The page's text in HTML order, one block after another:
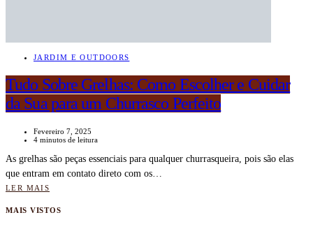
JARDIM E OUTDOORS
Tudo Sobre Grelhas: Como Escolher e Cuidar
da Sua para um Churrasco Perfeito
Fevereiro 7, 2025
4 minutos de leitura
As grelhas são peças essenciais para qualquer churrasqueira, pois são elas
que entram em contato direto com os…
LER MAIS
MAIS VISTOS